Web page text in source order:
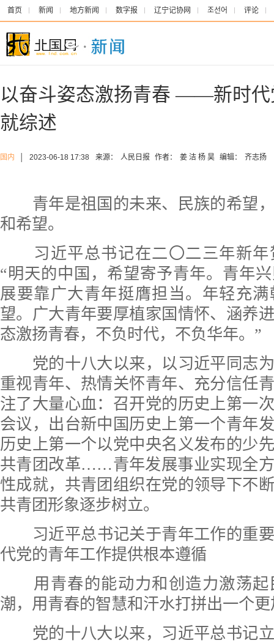
首页 新闻 地方新闻 数字报 辽宁记协网 조선어 评论
以奋斗姿态激扬青春 ——新时代
就综述
国内 2023-06-18 17:38 来源： 人民日报 作者： 姜 洁 杨 昊 编辑： 齐志扬
青年是祖国的未来、民族的希望，
和希望。
习近平总书记在二〇二三年新年
“明天的中国，希望寄予青年。青年
展要靠广大青年挺膺担当。年轻充
望。广大青年要厚植家国情怀、涵养
态激扬青春，不负时代，不负华年。”
党的十八大以来，以习近平同志为
重视青年、热情关怀青年、充分信任
注了大量心血：召开党的历史上第一
会议，出台新中国历史上第一个青年
历史上第一个以党中央名义发布的少
共青团改革……青年发展事业实现全
性成就，共青团组织在党的领导下不
共青团形象逐步树立。
习近平总书记关于青年工作的重
代党的青年工作提供根本遵循
用青春的能动力和创造力激荡起
潮，用青春的智慧和汗水打拼出一个
党的十八大以来，习近平总书记立